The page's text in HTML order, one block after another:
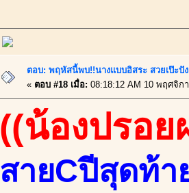
ตอบ: พฤหัสนี้พบ!!นางแบบอิสระ สวยเป๊ะปั
« ตอบ #18 เมื่อ: 08:18:12 AM 10 พฤศจิก
((น้องปรอย
สายCปีสุดท้า